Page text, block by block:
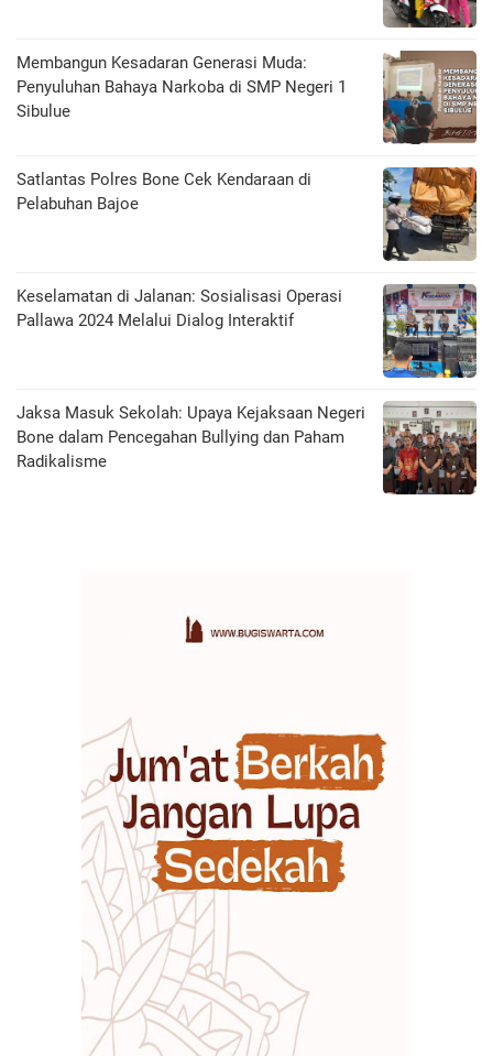
Membangun Kesadaran Generasi Muda:
Penyuluhan Bahaya Narkoba di SMP Negeri 1
Sibulue
Satlantas Polres Bone Cek Kendaraan di
Pelabuhan Bajoe
Keselamatan di Jalanan: Sosialisasi Operasi
Pallawa 2024 Melalui Dialog Interaktif
Jaksa Masuk Sekolah: Upaya Kejaksaan Negeri
Bone dalam Pencegahan Bullying dan Paham
Radikalisme